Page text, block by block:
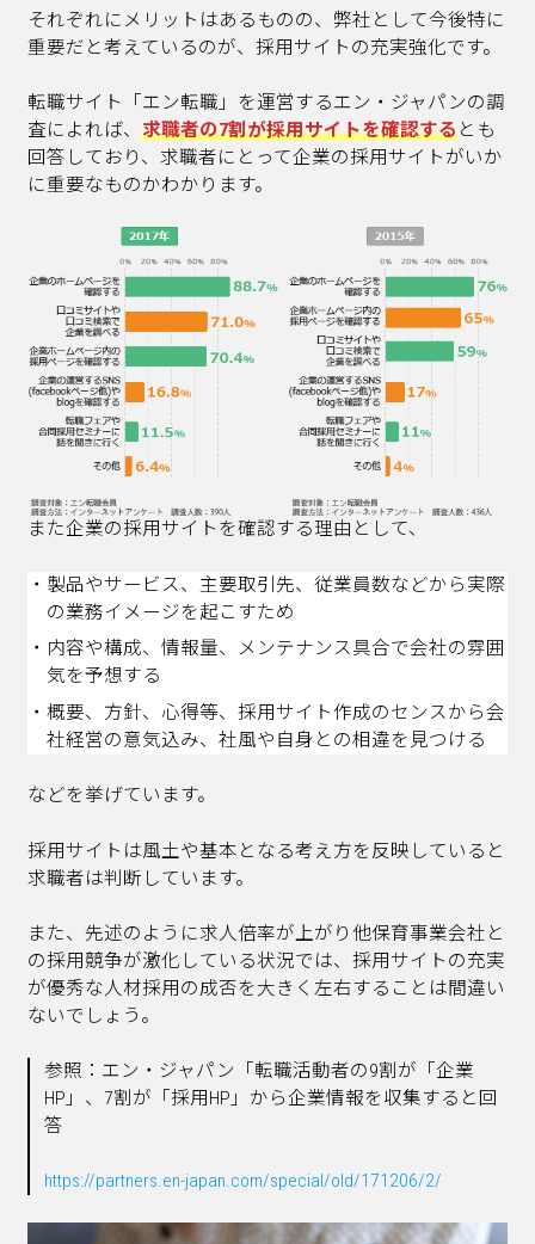
それぞれにメリットはあるものの、弊社として今後特に
重要だと考えているのが、採用サイトの充実強化です。
転職サイト「エン転職」を運営するエン・ジャパンの調
査によれば、求職者の7割が採用サイトを確認するとも
回答しており、求職者にとって企業の採用サイトがいか
に重要なものかわかります。
また企業の採用サイトを確認する理由として、
製品やサービス、主要取引先、従業員数などから実際
の業務イメージを起こすため
内容や構成、情報量、メンテナンス具合で会社の雰囲
気を予想する
概要、方針、心得等、採用サイト作成のセンスから会
社経営の意気込み、社風や自身との相違を見つける
などを挙げています。
採用サイトは風土や基本となる考え方を反映していると
求職者は判断しています。
また、先述のように求人倍率が上がり他保育事業会社と
の採用競争が激化している状況では、採用サイトの充実
が優秀な人材採用の成否を大きく左右することは間違い
ないでしょう。
参照：エン・ジャパン「転職活動者の9割が「企業
HP」、7割が「採用HP」から企業情報を収集すると回
答
https://partners.en-japan.com/special/old/171206/2/